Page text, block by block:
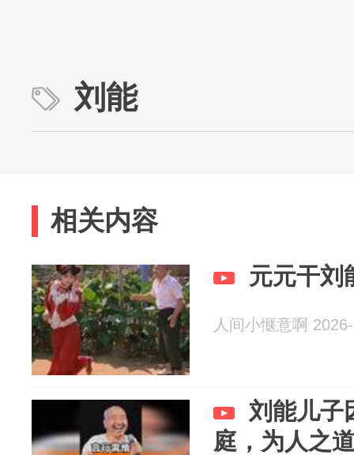
刘能
相关内容
元元干刘
人间小惬意啊
刘能儿子
庭，为人之